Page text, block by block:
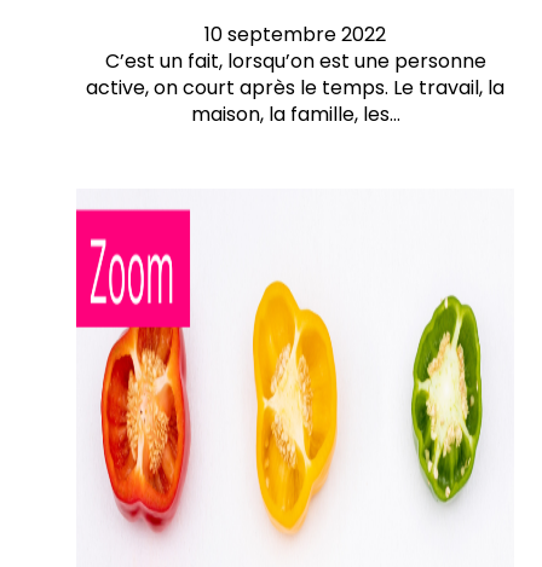
10 septembre 2022
C’est un fait, lorsqu’on est une personne
active, on court après le temps. Le travail, la
maison, la famille, les…